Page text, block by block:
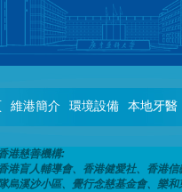
維港簡介 環境設備 本地牙醫
港慈善機構:
港盲人輔導會、香港健愛社、香港
烏溪沙小區、覺行念慈基金會、樂